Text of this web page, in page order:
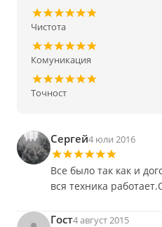
Чистота
Комуникация
Точност
Сергей4 юли 2016
Все было так как и
вся техника
Гост4 август 2015